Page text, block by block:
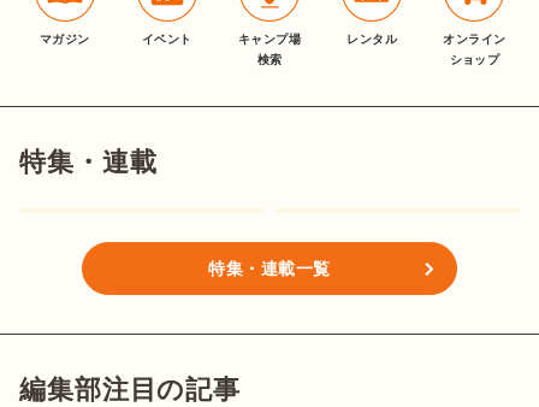
マガジン イベント
キャンプ場
検索
レンタル
オンライン
ショップ
特集・連載
特集・連載一覧
編集部注目の記事